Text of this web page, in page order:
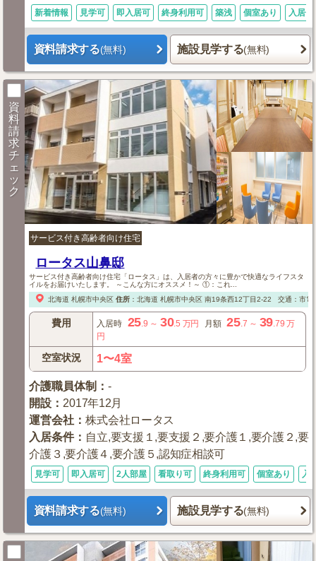
新着情報 見学可 即入居可 終身利用可 築浅 個室あり 入居金
資料請求する(無料) 施設見学する(無料)
資
料
請
求
チ
ェ
ッ
ク
サービス付き高齢者向け住宅
ロータス山鼻邸
サービス付き高齢者向け住宅「ロータス」は、入居者の方々に豊かで快適なライフスタ
イルをお届けいたします。 ～こんな方にオススメ！～ ①：これ...
北海道 札幌市中央区 住所： 北海道 札幌市中央区南19条西12丁目2-22 交通：市電
費用 入居時 25 .9 ～ 30.5 万円 月額 25.7 ～ 39 .79 万
円
空室状況 1〜4室
介護職員体制 ：-
開設 ： 2017年12月
運営会社 ：株式会社ロータス
入居条件： 自立,要支援１,要支援２,要介護１,要介護２,要
介護３,要介護４,要介護５,認知症相談可
見学可 即入居可 2人部屋 看取り可 終身利用可 個室あり 入
資料請求する(無料) 施設見学する(無料)